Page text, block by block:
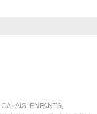
CALAIS, ENFANTS,